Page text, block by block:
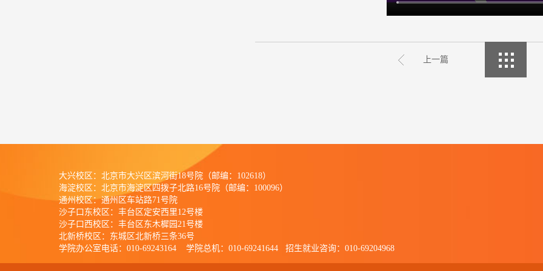
上一篇
大兴校区：北京市大兴区滨河街18号院（邮编：102618）
海淀校区：北京市海淀区四拨子北路16号院（邮编：100096）
通州校区：通州区车站路71号院
沙子口东校区：丰台区定安西里12号楼
沙子口西校区：丰台区东木樨园21号楼
北新桥校区：东城区北新桥三条36号
学院办公室电话：010-69243164 学院总机：010-69241644 招生就业咨询：010-69204968